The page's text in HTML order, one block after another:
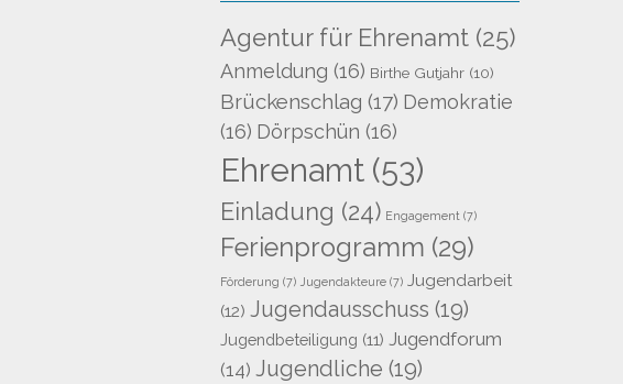
Agentur für Ehrenamt (25)
Anmeldung (16) Birthe Gutjahr (10)
Brückenschlag (17) Demokratie
(16) Dörpschün (16)
Ehrenamt (53)
Einladung (24) Engagement (7)
Ferienprogramm (29)
Förderung (7) Jugendakteure (7) Jugendarbeit
(12) Jugendausschuss (19)
Jugendbeteiligung (11) Jugendforum
(14) Jugendliche (19)